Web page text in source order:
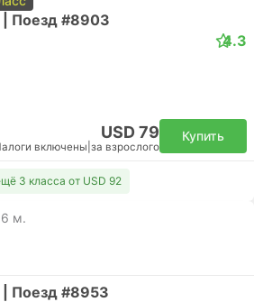
Поезд #8903
4.3
USD 79
включены за взрослого
Купить
3 класса от USD 92
м.
Поезд #8953